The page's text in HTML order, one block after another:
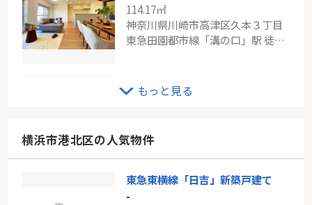
114.17㎡
神奈川県川崎市高津区久本３丁目
東急田園都市線「溝の口」駅 徒歩9分
-
もっと見る
横浜市港北区の人気物件
東急東横線「日吉」新築戸建て
-